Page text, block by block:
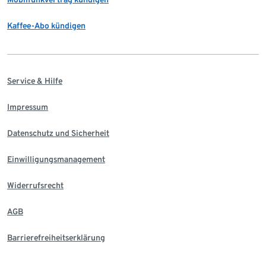
Kaffee-Abo kündigen
Service & Hilfe
Impressum
Datenschutz und Sicherheit
Einwilligungsmanagement
Widerrufsrecht
AGB
Barrierefreiheitserklärung